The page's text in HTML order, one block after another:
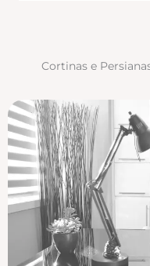
Cortinas e